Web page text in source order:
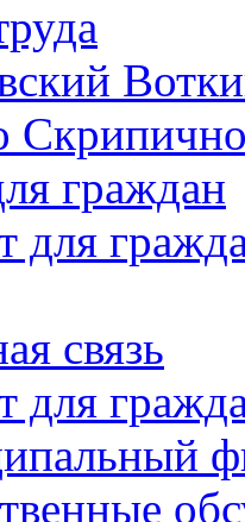
граждан
для
связь
для